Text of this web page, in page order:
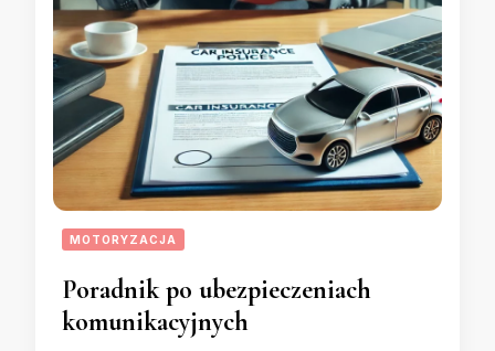
MOTORYZACJA
Poradnik po ubezpieczeniach
komunikacyjnych